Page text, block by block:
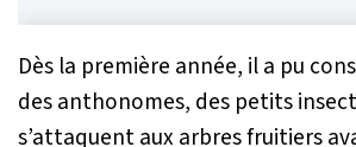
Dès la première année, il a pu
des anthonomes, des petits
s’attaquent aux arbres fruitiers